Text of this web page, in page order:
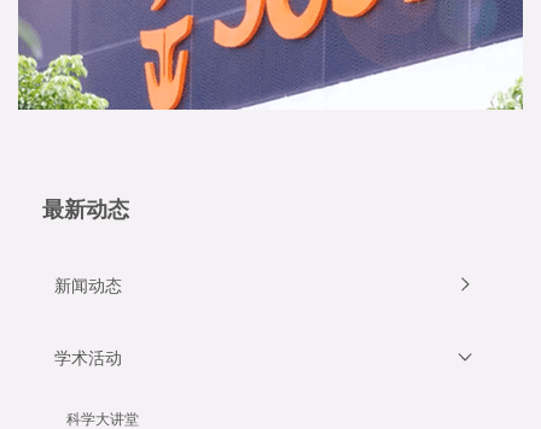
最新动态
新闻动态
学术活动
科学大讲堂